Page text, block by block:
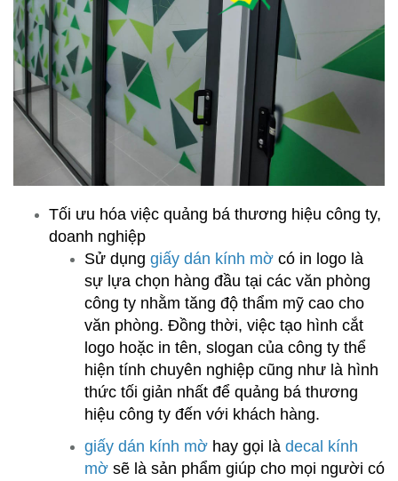
Tối ưu hóa việc quảng bá thương hiệu công ty,
doanh nghiệp
Sử dụng giấy dán kính mờ có in logo là
sự lựa chọn hàng đầu tại các văn phòng
công ty nhằm tăng độ thẩm mỹ cao cho
văn phòng. Đồng thời, việc tạo hình cắt
logo hoặc in tên, slogan của công ty thể
hiện tính chuyên nghiệp cũng như là hình
thức tối giản nhất để quảng bá thương
hiệu công ty đến với khách hàng.
giấy dán kính mờ hay gọi là decal kính
mờ sẽ là sản phẩm giúp cho mọi người có